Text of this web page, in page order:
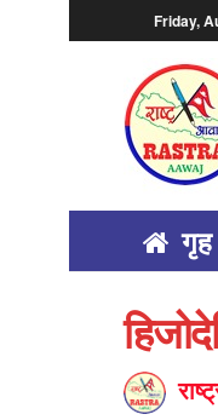
Friday,
गृह